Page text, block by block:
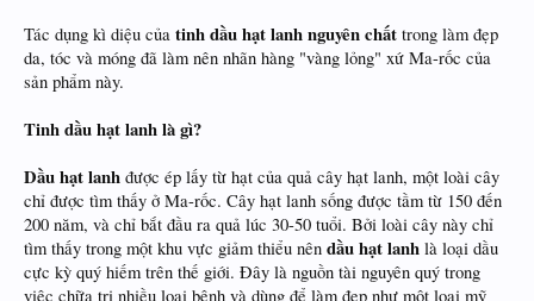
Tác dụng kì diệu của tinh dầu hạt lanh nguyên chất trong làm đẹp
da, tóc và móng đã làm nên nhãn hàng "vàng lỏng" xứ Ma-rốc của
sản phẩm này.
Tinh dầu hạt lanhlà gì?
Dầu hạt lanh được ép lấy từ hạt của quả cây hạt lanh, một loài cây
chỉ được tìm thấy ở Ma-rốc. Cây hạt lanh sống được tầm từ 150 đến
200 năm, và chỉ bắt đầu ra quả lúc 30-50 tuổi. Bởi loài cây này chỉ
tìm thấy trong một khu vực giảm thiểu nên dầu hạt lanh là loại dầu
cực kỳ quý hiếm trên thế giới. Đây là nguồn tài nguyên quý trong
việc chữa trị nhiều loại bệnh và dùng để làm đẹp như một loại mỹ